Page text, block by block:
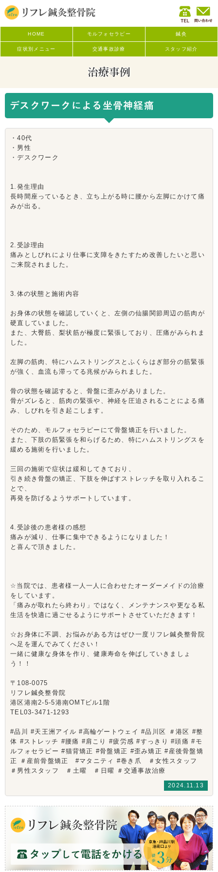
HOME モルフォセラピー 鍼灸
症状別メニュー 交通事故診療 スタッフ紹介
治療事例
デスクワークによる坐骨神経痛
・40代
・男性
・デスクワーク
1.発生理由
長時間座っているとき、立ち上がる時に腰から左脚にかけて痛
みが出る。
2.受診理由
痛みとしびれにより仕事に支障をきたすため改善したいと思い
ご来院されました。
3.体の状態と施術内容
お身体の状態を確認していくと、左側の仙腸関節周辺の筋肉が
硬直していました。
また、大臀筋、梨状筋が極度に緊張しており、圧痛がみられま
した。
左脚の筋肉、特にハムストリングスとふくらはぎ部分の筋緊張
が強く、血流も滞ってる兆候がみられました。
骨の状態を確認すると、骨盤に歪みがありました。
骨がズレると、筋肉の緊張や、神経を圧迫されることによる痛
み、しびれを引き起こします。
そのため、モルフォセラピーにて骨盤矯正を行いました。
また、下肢の筋緊張を和らげるため、特にハムストリングスを
緩める施術を行いました。
三回の施術で症状は緩和してきており、
引き続き骨盤の矯正、下肢を伸ばすストレッチを取り入れるこ
とで、
再発を防げるようサポートしています。
4.受診後の患者様の感想
痛みが減り、仕事に集中できるようになりました！
と喜んで頂きました。
☆当院では、患者様一人一人に合わせたオーダーメイドの治療
をしています。
「痛みが取れたら終わり」ではなく、メンテナンスや更なる私
生活を快適に過ごせるようにサポートさせていただきます！
☆お身体に不調、お悩みがある方はぜひ一度リフレ鍼灸整骨院
へ足を運んでみてください！
一緒に健康な身体を作り、健康寿命を伸ばしていきましょ
う！！
〒108-0075
リフレ鍼灸整骨院
港区港南2-5-5港南OMTビル1階
TEL03-3471-1293
#品川 #天王洲アイル #高輪ゲートウェイ #品川区 ＃港区 #整
体 #ストレッチ #腰痛 #肩こり #疲労感 #すっきり #頭痛 #モ
ルフォセラピー #猫背矯正 #骨盤矯正 #歪み矯正 #産後骨盤矯
正 ＃産前骨盤矯正 #マタニティ #巻き爪 ＃女性スタッフ
＃男性スタッフ ＃土曜 ＃日曜 ＃交通事故治療
2024.11.13